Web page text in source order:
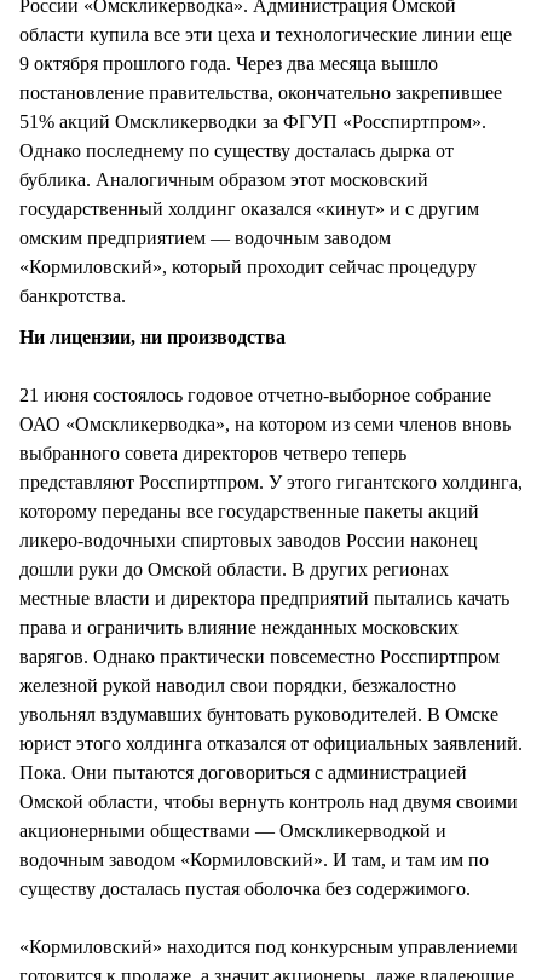
России «Омскликерводка». Администрация Омской
области купила все эти цеха и технологические линии еще
9 октября прошлого года. Через два месяца вышло
постановление правительства, окончательно закрепившее
51% акций Омскликерводки за ФГУП «Росспиртпром».
Однако последнему по существу досталась дырка от
бублика. Аналогичным образом этот московский
государственный холдинг оказался «кинут» и с другим
омским предприятием — водочным заводом
«Кормиловский», который проходит сейчас процедуру
банкротства.
Ни лицензии, ни производства
21 июня состоялось годовое отчетно-выборное собрание
ОАО «Омскликерводка», на котором из семи членов вновь
выбранного совета директоров четверо теперь
представляют Росспиртпром. У этого гигантского холдинга,
которому переданы все государственные пакеты акций
ликеро-водочныхи спиртовых заводов России наконец
дошли руки до Омской области. В других регионах
местные власти и директора предприятий пытались качать
права и ограничить влияние нежданных московских
варягов. Однако практически повсеместно Росспиртпром
железной рукой наводил свои порядки, безжалостно
увольнял вздумавших бунтовать руководителей. В Омске
юрист этого холдинга отказался от официальных заявлений.
Пока. Они пытаются договориться с администрацией
Омской области, чтобы вернуть контроль над двумя своими
акционерными обществами — Омскликерводкой и
водочным заводом «Кормиловский». И там, и там им по
существу досталась пустая оболочка без содержимого.
«Кормиловский» находится под конкурсным управлениеми
готовится к продаже, а значит акционеры, даже владеющие